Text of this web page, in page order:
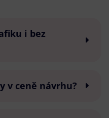
i bez
v ceně návrhu?